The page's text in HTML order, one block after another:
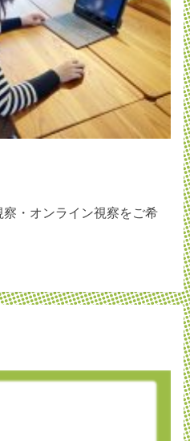
察・オンライン視察をご希